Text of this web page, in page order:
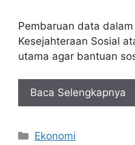
Pembaruan data
Kesejahteraan Sosial
utama agar bantuan
Baca Selengkapnya
Kategori
Ekonomi